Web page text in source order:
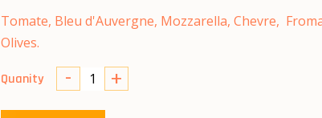
Tomate, Bleu d'Auvergne, Mozzarella, Chevre,
Olives.
Quanity - +